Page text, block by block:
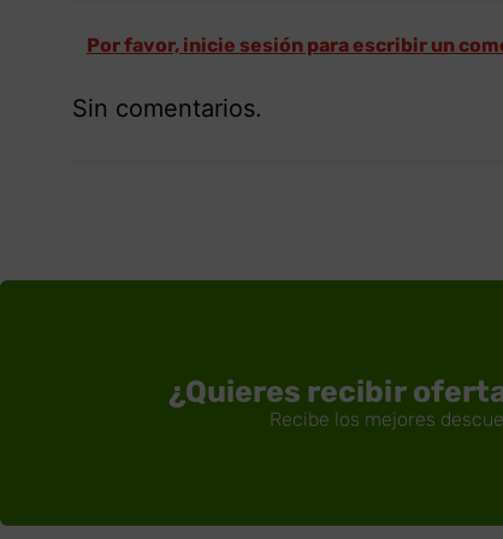
Por favor, inicie sesión para escribir un
Sin comentarios.
¿Quieres recibir